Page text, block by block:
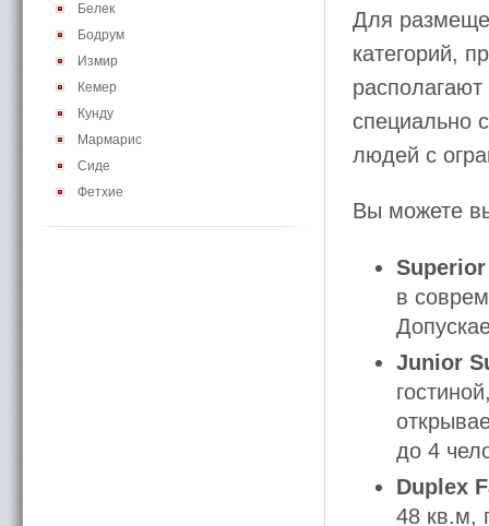
Белек
Бодрум
Измир
Кемер
Кунду
Мармарис
Сиде
Фетхие
Для
категорий,
специально
людей с
Вы можете
в
Junior
до 4
Duplex
48 кв.м,